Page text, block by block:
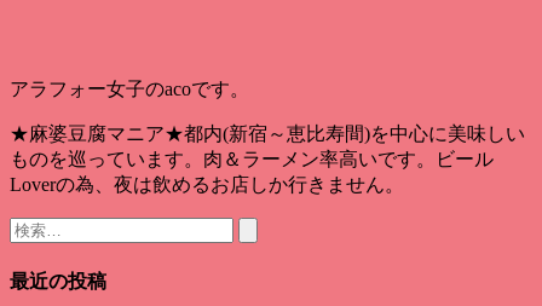
アラフォー女子のacoです。
★麻婆豆腐マニア★都内(新宿～恵比寿間)を中心に美味しい
ものを巡っています。肉＆ラーメン率高いです。ビール
Loverの為、夜は飲めるお店しか行きません。
検
最近の投稿